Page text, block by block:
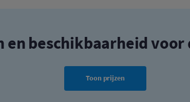
en beschikbaarheid voor
Toon prijzen